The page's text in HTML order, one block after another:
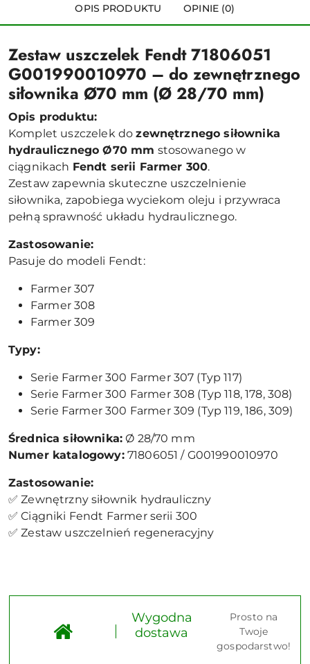
OPIS PRODUKTU OPINIE (0)
Zestaw uszczelek Fendt 71806051
G001990010970 – do zewnętrznego
siłownika Ø70 mm (Ø 28/70 mm)
Opis produktu:
Komplet uszczelek dozewnętrznego siłownika
hydraulicznego Ø70 mm stosowanego w
ciągnikach Fendt serii Farmer 300.
Zestaw zapewnia skuteczne uszczelnienie
siłownika, zapobiega wyciekom oleju i przywraca
pełną sprawność układu hydraulicznego.
Zastosowanie:
Pasuje do modeli Fendt:
Farmer 307
Farmer 308
Farmer 309
Typy:
Serie Farmer 300 Farmer 307 (Typ 117)
Serie Farmer 300 Farmer 308 (Typ 118, 178, 308)
Serie Farmer 300 Farmer 309 (Typ 119, 186, 309)
Średnica siłownika: Ø 28/70 mm
Numer katalogowy:71806051 / G001990010970
Zastosowanie:
✅ Zewnętrzny siłownik hydrauliczny
✅ Ciągniki Fendt Farmer serii 300
✅ Zestaw uszczelnień regeneracyjny
Wygodna
dostawa
Prosto na
Twoje
gospodarstwo!